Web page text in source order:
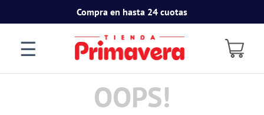
Compra en hasta 24 cuotas
☰
OOPS!